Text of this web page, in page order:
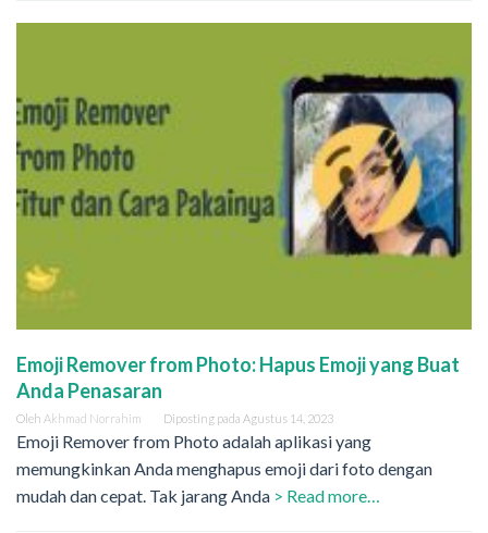
Emoji Remover from Photo: Hapus Emoji yang Buat
Anda Penasaran
Oleh Akhmad Norrahim Diposting pada Agustus 14, 2023
Emoji Remover from Photo adalah aplikasi yang
memungkinkan Anda menghapus emoji dari foto dengan
mudah dan cepat. Tak jarang Anda > Read more…